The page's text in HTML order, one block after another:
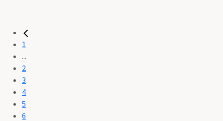
1
...
2
3
4
5
6